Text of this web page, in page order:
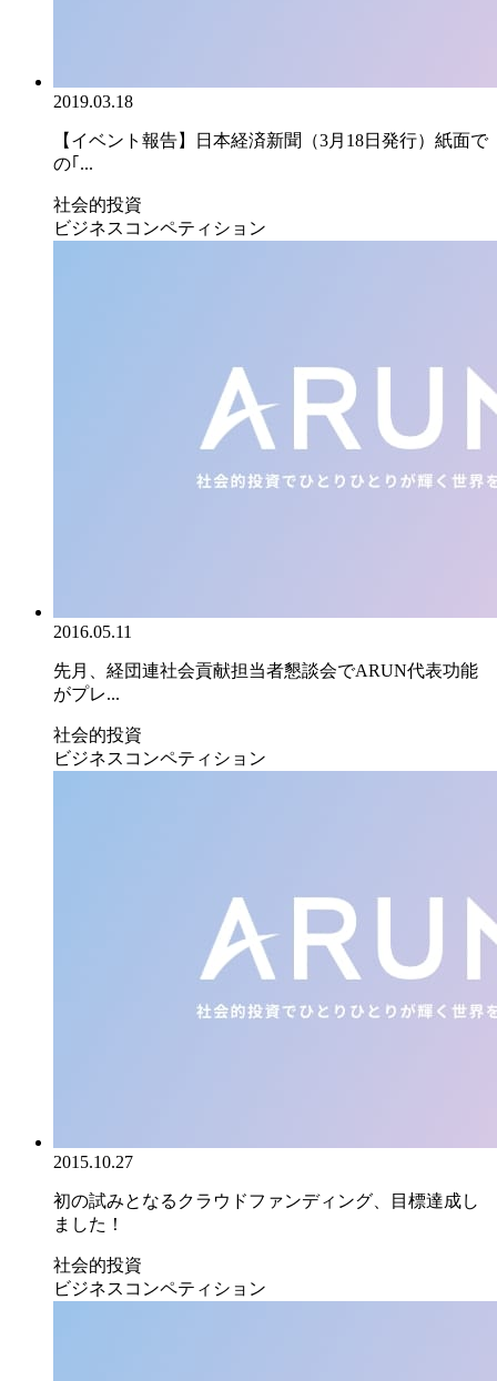
2019.03.18
【イベント報告】日本経済新聞（3月18日発行）紙面で
の｢...
社会的投資
ビジネスコンペティション
2016.05.11
先月、経団連社会貢献担当者懇談会でARUN代表功能
がプレ...
社会的投資
ビジネスコンペティション
2015.10.27
初の試みとなるクラウドファンディング、目標達成し
ました！
社会的投資
ビジネスコンペティション